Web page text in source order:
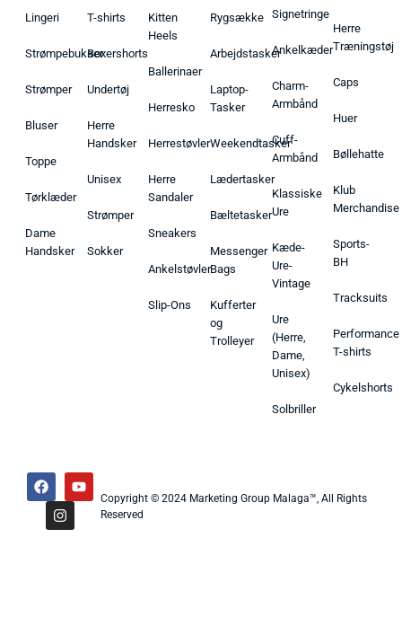
Lingeri
Strømpebukser
Strømper
Bluser
Toppe
Tørklæder
Dame
Handsker
T-shirts
Boxershorts
Undertøj
Herre
Handsker
Unisex
Strømper
Sokker
Kitten
Heels
Ballerinaer
Herresko
Herrestøvler
Herre
Sandaler
Sneakers
Ankelstøvler
Slip-Ons
Rygsække
Arbejdstasker
Laptop-
Tasker
Weekendtasker
Lædertasker
Bæltetasker
Messenger
Bags
Kufferter
og
Trolleyer
Signetringe
Ankelkæder
Charm-
Armbånd
Cuff-
Armbånd
Klassiske
Ure
Kæde-
Ure-
Vintage
Ure
(Herre,
Dame,
Unisex)
Solbriller
Herre
Træningstøj
Caps
Huer
Bøllehatte
Klub
Merchandise
Sports-
BH
Tracksuits
Performance
T-shirts
Cykelshorts
Copyright © 2024 Marketing Group Malaga™, All Rights
Reserved